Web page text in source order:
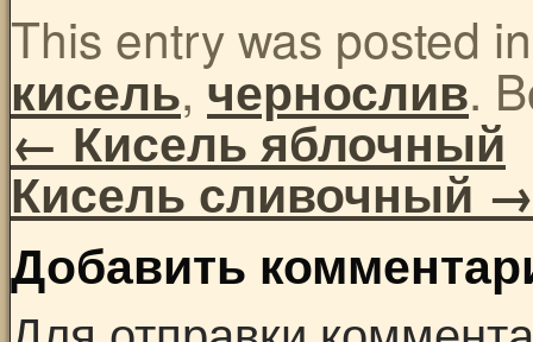
This entry was posted
кисель,чернослив.
←Кисель яблочный
Кисель сливочный
Добавить